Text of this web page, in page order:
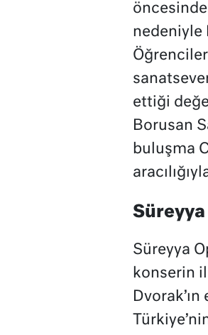
nedeniyle
ettiği
Borusan
buluşma
Süreyya
Süreyya
konserin